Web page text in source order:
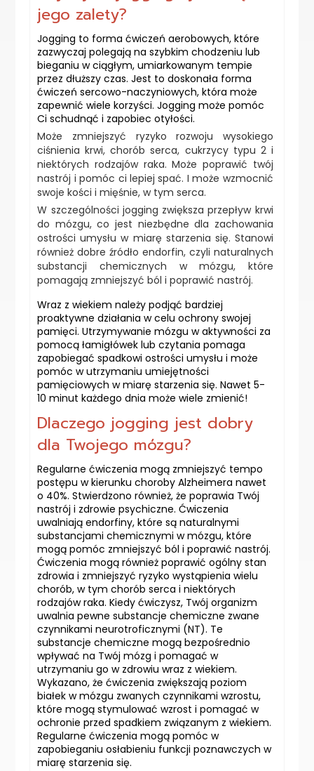
jego zalety?
Jogging to forma ćwiczeń aerobowych, które
zazwyczaj polegają na szybkim chodzeniu lub
bieganiu w ciągłym, umiarkowanym tempie
przez dłuższy czas. Jest to doskonała forma
ćwiczeń sercowo-naczyniowych, która może
zapewnić wiele korzyści. Jogging może pomóc
Ci schudnąć i zapobiec otyłości.
Może zmniejszyć ryzyko rozwoju wysokiego
ciśnienia krwi, chorób serca, cukrzycy typu 2 i
niektórych rodzajów raka. Może poprawić twój
nastrój i pomóc ci lepiej spać. I może wzmocnić
swoje kości i mięśnie, w tym serca.
W szczególności jogging zwiększa przepływ krwi
do mózgu, co jest niezbędne dla zachowania
ostrości umysłu w miarę starzenia się. Stanowi
również dobre źródło endorfin, czyli naturalnych
substancji chemicznych w mózgu, które
pomagają zmniejszyć ból i poprawić nastrój.
Wraz z wiekiem należy podjąć bardziej
proaktywne działania w celu ochrony swojej
pamięci. Utrzymywanie mózgu w aktywności za
pomocą łamigłówek lub czytania pomaga
zapobiegać spadkowi ostrości umysłu i może
pomóc w utrzymaniu umiejętności
pamięciowych w miarę starzenia się. Nawet 5-
10 minut każdego dnia może wiele zmienić!
Dlaczego jogging jest dobry
dla Twojego mózgu?
Regularne ćwiczenia mogą zmniejszyć tempo
postępu w kierunku choroby Alzheimera nawet
o 40%. Stwierdzono również, że poprawia Twój
nastrój i zdrowie psychiczne. Ćwiczenia
uwalniają endorfiny, które są naturalnymi
substancjami chemicznymi w mózgu, które
mogą pomóc zmniejszyć ból i poprawić nastrój.
Ćwiczenia mogą również poprawić ogólny stan
zdrowia i zmniejszyć ryzyko wystąpienia wielu
chorób, w tym chorób serca i niektórych
rodzajów raka. Kiedy ćwiczysz, Twój organizm
uwalnia pewne substancje chemiczne zwane
czynnikami neurotroficznymi (NT). Te
substancje chemiczne mogą bezpośrednio
wpływać na Twój mózg i pomagać w
utrzymaniu go w zdrowiu wraz z wiekiem.
Wykazano, że ćwiczenia zwiększają poziom
białek w mózgu zwanych czynnikami wzrostu,
które mogą stymulować wzrost i pomagać w
ochronie przed spadkiem związanym z wiekiem.
Regularne ćwiczenia mogą pomóc w
zapobieganiu osłabieniu funkcji poznawczych w
miarę starzenia się.